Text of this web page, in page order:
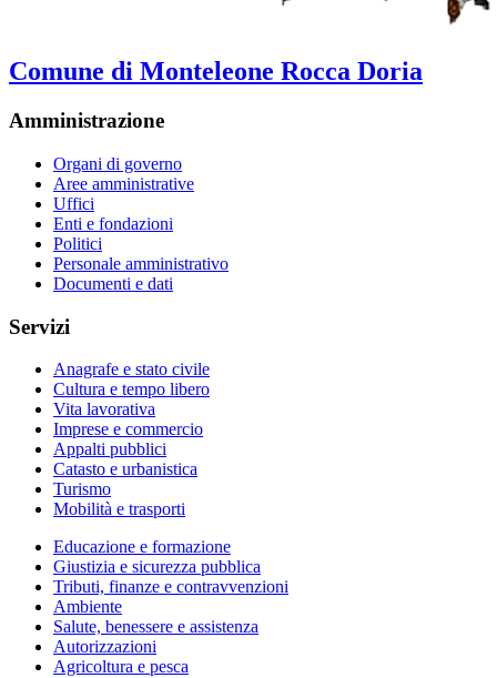
Comune di Monteleone Rocca Doria
Amministrazione
Organi di governo
Aree amministrative
Uffici
Enti e fondazioni
Politici
Personale amministrativo
Documenti e dati
Servizi
Anagrafe e stato civile
Cultura e tempo libero
Vita lavorativa
Imprese e commercio
Appalti pubblici
Catasto e urbanistica
Turismo
Mobilità e trasporti
Educazione e formazione
Giustizia e sicurezza pubblica
Tributi, finanze e contravvenzioni
Ambiente
Salute, benessere e assistenza
Autorizzazioni
Agricoltura e pesca